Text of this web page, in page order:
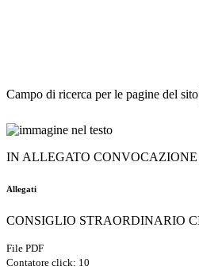
Campo di ricerca per le pagine del sito
IN ALLEGATO CONVOCAZIONE
Allegati
CONSIGLIO STRAORDINARIO
File PDF
Contatore click: 10